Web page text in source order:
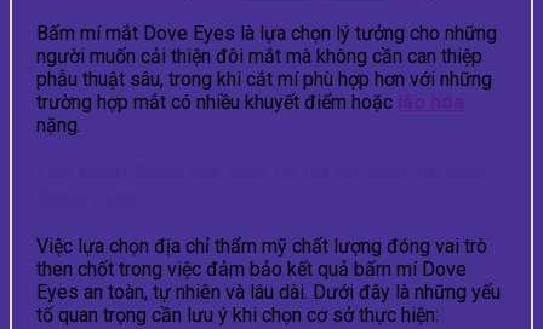
Bấm mí mắt Dove Eyes là lựa chọn lý tưởng cho những
người muốn cải thiện đôi mắt mà không cần can thiệp
phẫu thuật sâu, trong khi cắt mí phù hợp hơn với những
trường hợp mắt có nhiều khuyết điểm hoặc lão hóa
nặng.
Việc lựa chọn địa chỉ thẩm mỹ chất lượng đóng vai trò
then chốt trong việc đảm bảo kết quả bấm mí Dove
Eyes an toàn, tự nhiên và lâu dài. Dưới đây là những yếu
tố quan trọng cần lưu ý khi chọn cơ sở thực hiện: